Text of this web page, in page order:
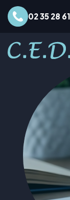
02 35 28